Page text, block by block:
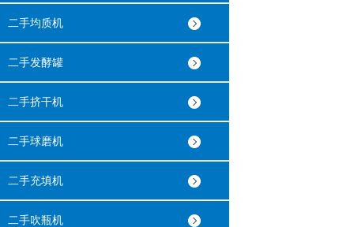
二手均质机
二手发酵罐
二手挤干机
二手球磨机
二手充填机
二手吹瓶机